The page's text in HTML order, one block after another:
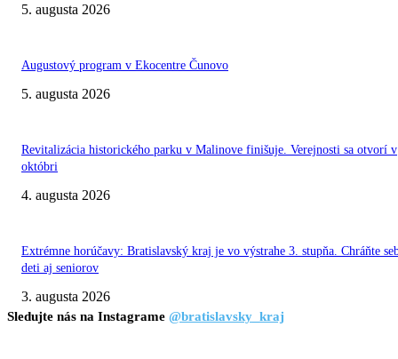
5. augusta 2026
Augustový program v Ekocentre Čunovo
5. augusta 2026
Revitalizácia historického parku v Malinove finišuje. Verejnosti sa otvorí v
októbri
4. augusta 2026
Extrémne horúčavy: Bratislavský kraj je vo výstrahe 3. stupňa. Chráňte
deti aj seniorov
3. augusta 2026
Sledujte nás na Instagrame @bratislavsky_kraj